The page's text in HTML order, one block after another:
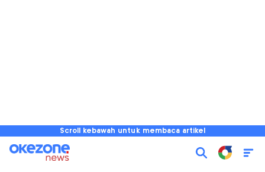
Scroll kebawah untuk membaca artikel